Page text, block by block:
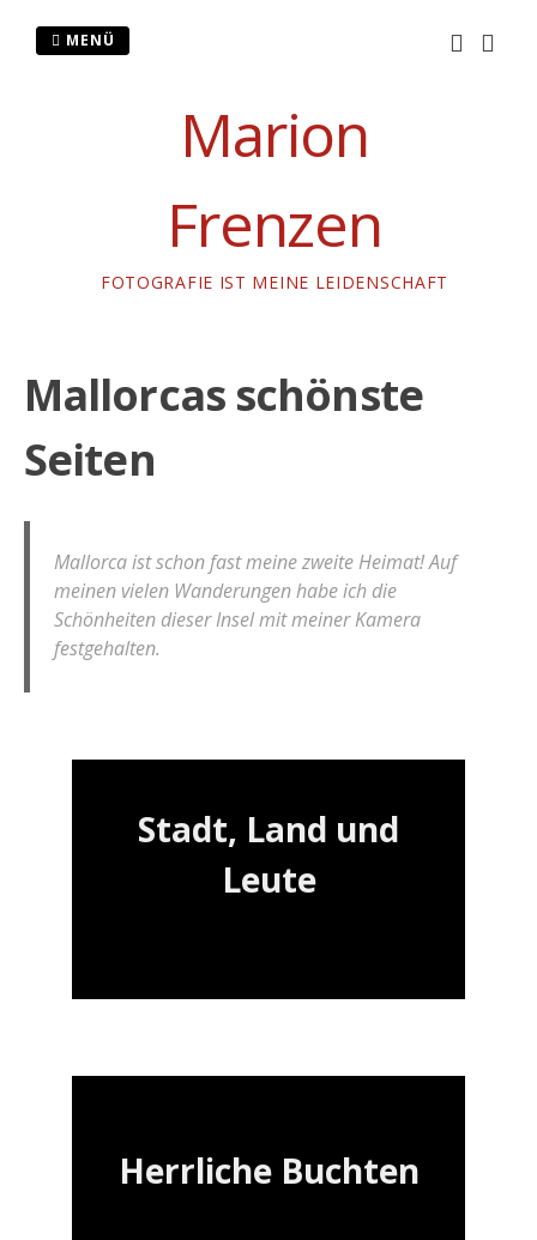
Marion
Frenzen
FOTOGRAFIE IST MEINE LEIDENSCHAFT
MENÜ
Mallorcas schönste
Seiten
Mallorca ist schon fast meine zweite Heimat! Auf
meinen vielen Wanderungen habe ich die
Schönheiten dieser Insel mit meiner Kamera
festgehalten.
Herrliche Buchten
Stadt, Land und
Leute